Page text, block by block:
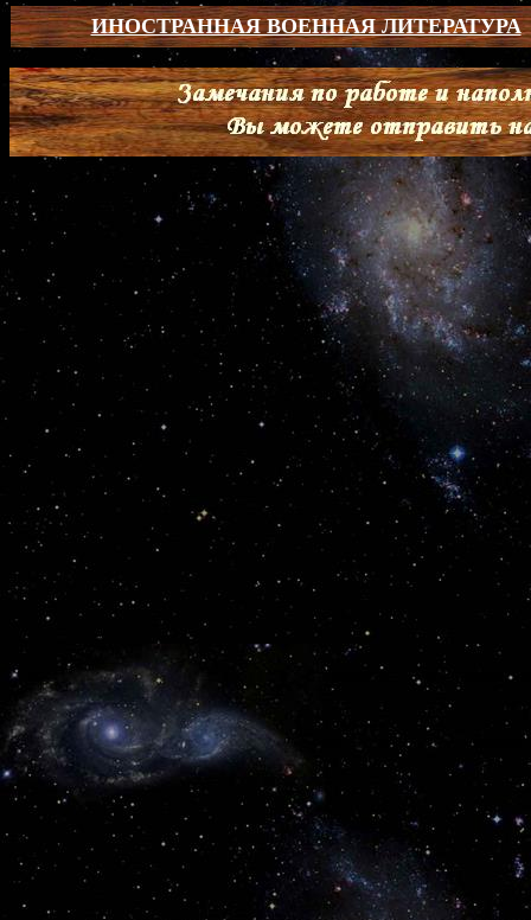
ИНОСТРАННАЯ ВОЕННАЯ ЛИТЕРАТУРА